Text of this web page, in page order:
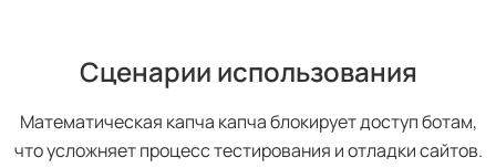
Сценарии использования
Математическая капча капча блокирует доступ ботам,
что усложняет процесс тестирования и отладки сайтов.